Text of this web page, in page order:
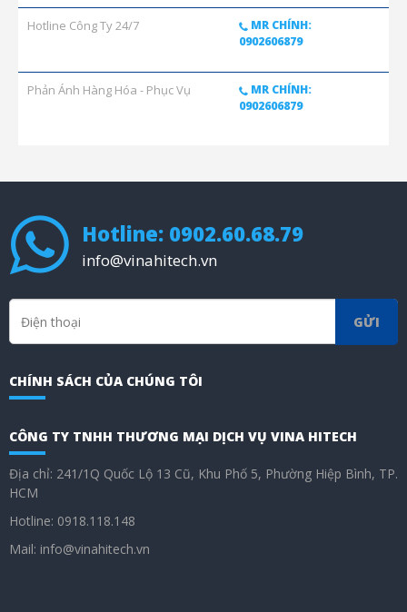
Hotline Công Ty 24/7
MR CHÍNH:
0902606879
Phản Ánh Hàng Hóa - Phục Vụ
MR CHÍNH:
0902606879
Hotline: 0902.60.68.79
info@vinahitech.vn
GỬI
CHÍNH SÁCH CỦA CHÚNG TÔI
CÔNG TY TNHH THƯƠNG MẠI DỊCH VỤ VINA HITECH
Địa chỉ: 241/1Q Quốc Lộ 13 Cũ, Khu Phố 5, Phường Hiệp Bình, TP.
HCM
Hotline: 0918.118.148
Mail: info@vinahitech.vn